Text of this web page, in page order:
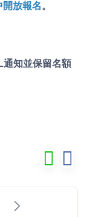
開放報名。
通知並保留名額